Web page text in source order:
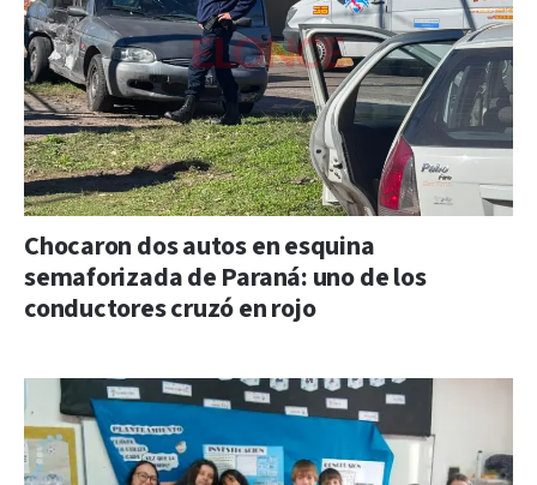
Chocaron dos autos en esquina
semaforizada de Paraná: uno de los
conductores cruzó en rojo